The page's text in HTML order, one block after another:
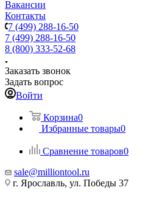
Вакансии
Контакты
7 (499) 288-16-50
7 (499) 288-16-50
8 (800) 333-52-68
Заказать звонок
Задать вопрос
Войти
Корзина0
Избранные товары0
Сравнение товаров0
sale@milliontool.ru
г. Ярославль, ул. Победы 37